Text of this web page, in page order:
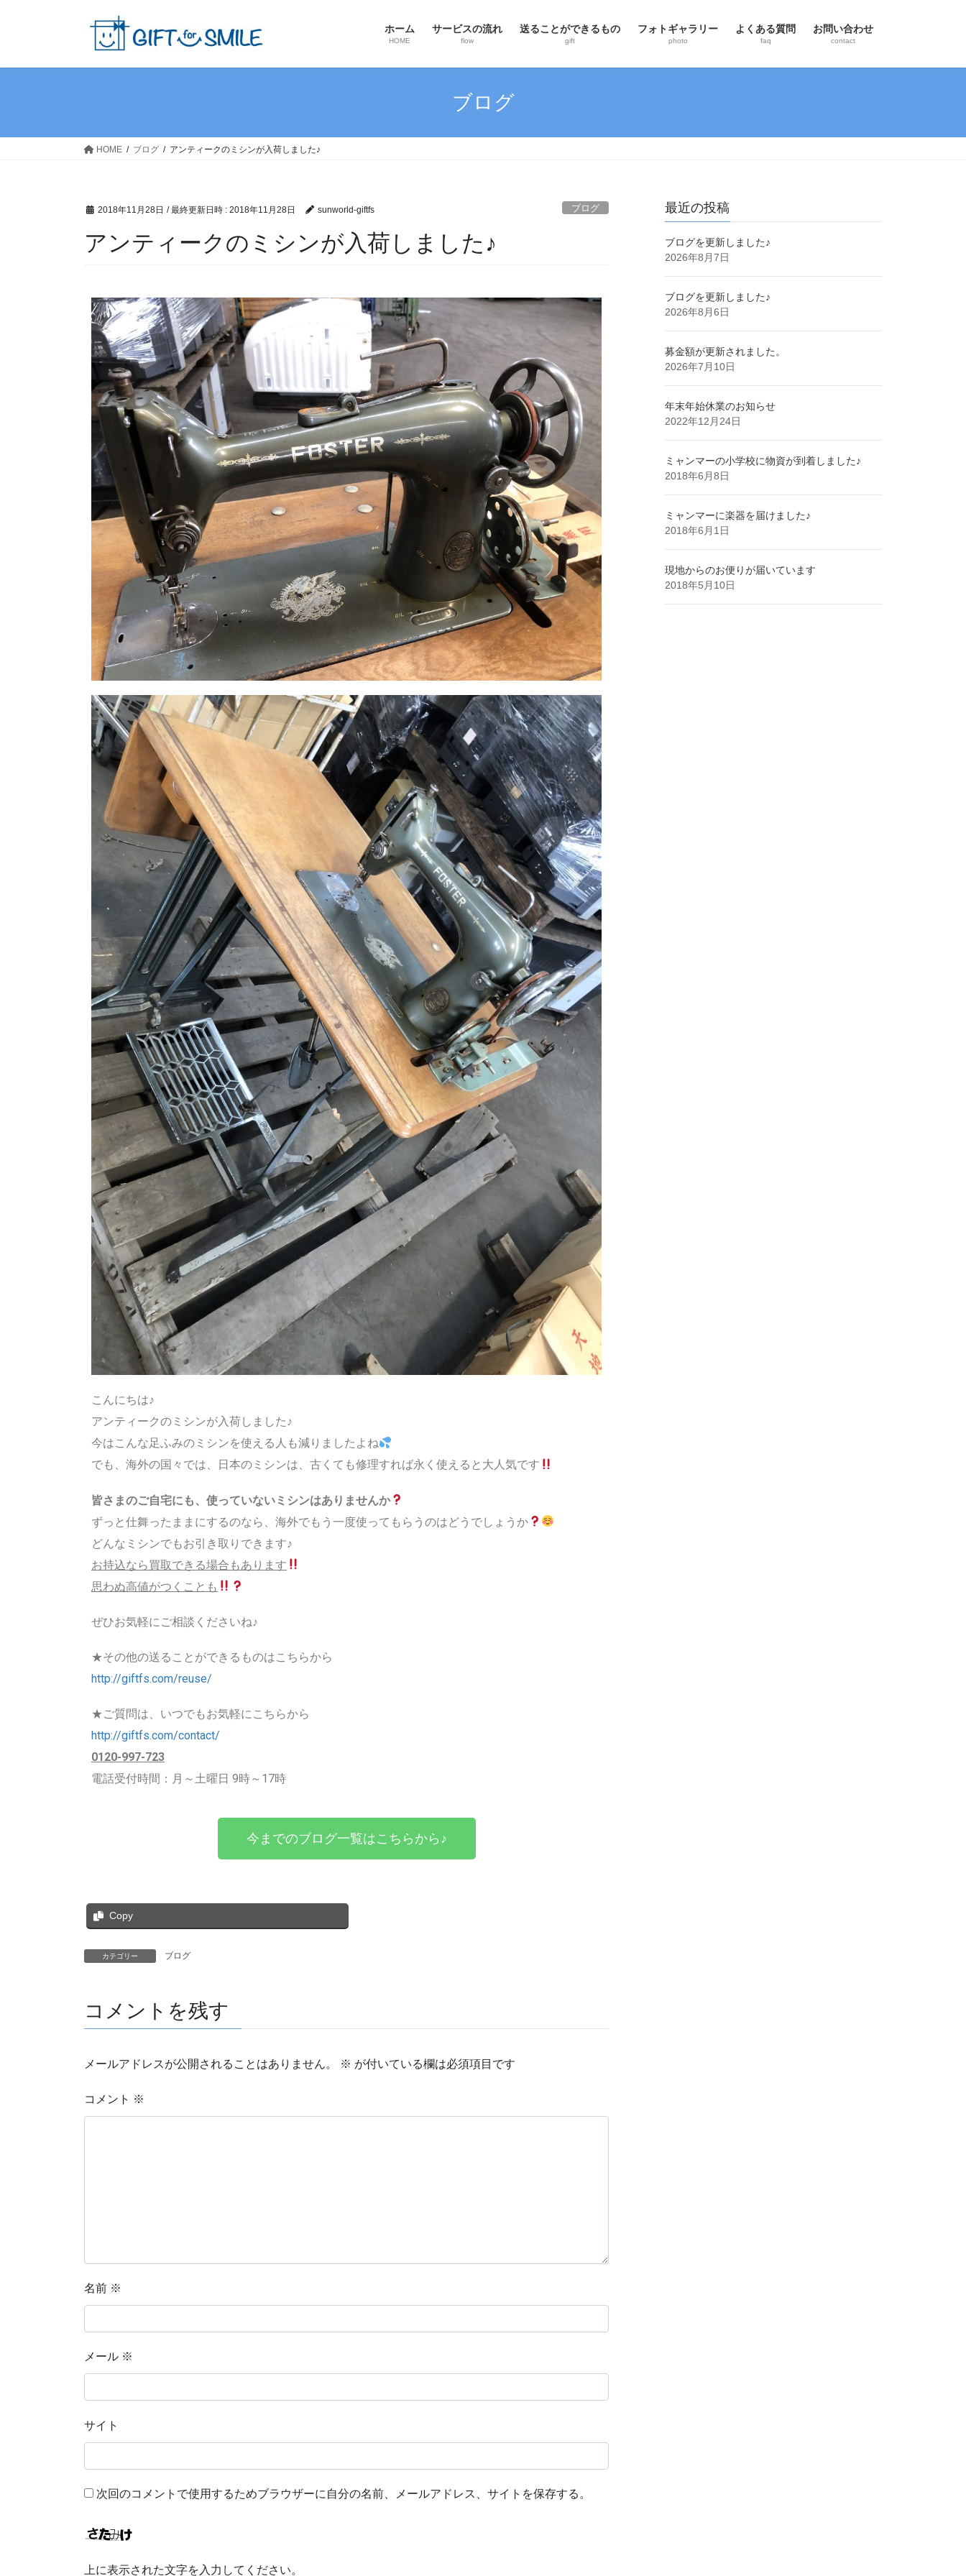
ホーム
HOME
サービスの流れ
flow
送ることができるもの
gift
フォトギャラリー
photo
よくある質問
faq
お問い合わせ
contact
ブログ
HOME ブログ アンティークのミシンが入荷しました♪
2018年11月28日 / 最終更新日時 : 2018年11月28日 sunworld-giftfs ブログ
アンティークのミシンが入荷しました♪
こんにちは♪
アンティークのミシンが入荷しました♪
今はこんな足ふみのミシンを使える人も減りましたよね
でも、海外の国々では、日本のミシンは、古くても修理すれば永く使えると大人気です
皆さまのご自宅にも、使っていないミシンはありませんか
ずっと仕舞ったままにするのなら、海外でもう一度使ってもらうのはどうでしょうか
どんなミシンでもお引き取りできます♪
お持込なら買取できる場合もあります
思わぬ高値がつくことも
ぜひお気軽にご相談くださいね♪
★その他の送ることができるものはこちらから
http://giftfs.com/reuse/
★ご質問は、いつでもお気軽にこちらから
http://giftfs.com/contact/
0120-997-723
電話受付時間：月～土曜日 9時～17時
今までのブログ一覧はこちらから♪
Copy
カテゴリー ブログ
コメントを残す
メールアドレスが公開されることはありません。 ※ が付いている欄は必須項目です
コメント ※
名前 ※
メール ※
サイト
次回のコメントで使用するためブラウザーに自分の名前、メールアドレス、サイトを保存する。
上に表示された文字を入力してください。
最近の投稿
ブログを更新しました♪
2026年8月7日
ブログを更新しました♪
2026年8月6日
募金額が更新されました。
2026年7月10日
年末年始休業のお知らせ
2022年12月24日
ミャンマーの小学校に物資が到着しました♪
2018年6月8日
ミャンマーに楽器を届けました♪
2018年6月1日
現地からのお便りが届いています
2018年5月10日